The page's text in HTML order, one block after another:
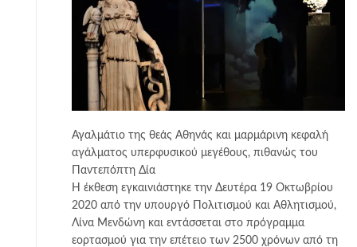
Αγαλμάτιο της θεάς Αθηνάς και μαρμάρινη κεφαλή
αγάλματος υπερφυσικού μεγέθους, πιθανώς του
Παντεπόπτη Δία
Η έκθεση εγκαινιάστηκε την Δευτέρα 19 Οκτωβρίου
2020 από την υπουργό Πολιτισμού και Αθλητισμού,
Λίνα Μενδώνη και εντάσσεται στο πρόγραμμα
εορτασμού για την επέτειο των 2500 χρόνων από τη